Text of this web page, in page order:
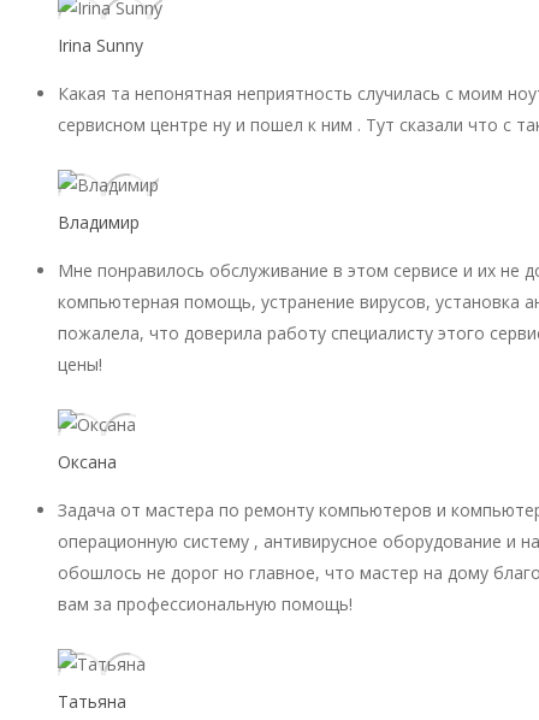
Irina Sunny
Какая та непонятная неприятность случилась с моим
сервисном центре ну и пошел к ним . Тут сказали что с
Владимир
Мне понравилось обслуживание в этом сервисе и их не
компьютерная помощь, устранение вирусов, установка
пожалела, что доверила работу специалисту этого
цены!
Оксана
Задача от мастера по ремонту компьютеров и
операционную систему , антивирусное оборудование и
обошлось не дорог но главное, что мастер на дому
вам за профессиональную помощь!
Татьяна